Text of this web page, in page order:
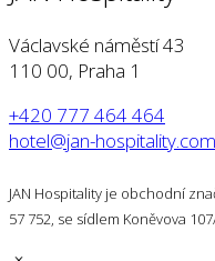
Václavské náměstí 43
110 00, Praha 1
+420 777 464 464
hotel@jan-hospitality.com
JAN Hospitality je obchodní
57 752, se sídlem Koněvova